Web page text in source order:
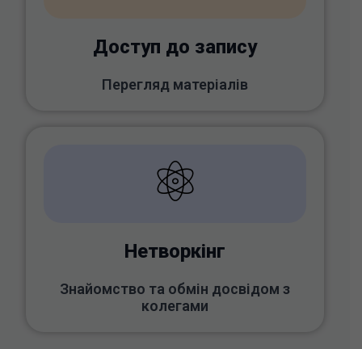
Доступ до запису
Перегляд матеріалів
Нетворкінг
Знайомство та обмін досвідом з
колегами